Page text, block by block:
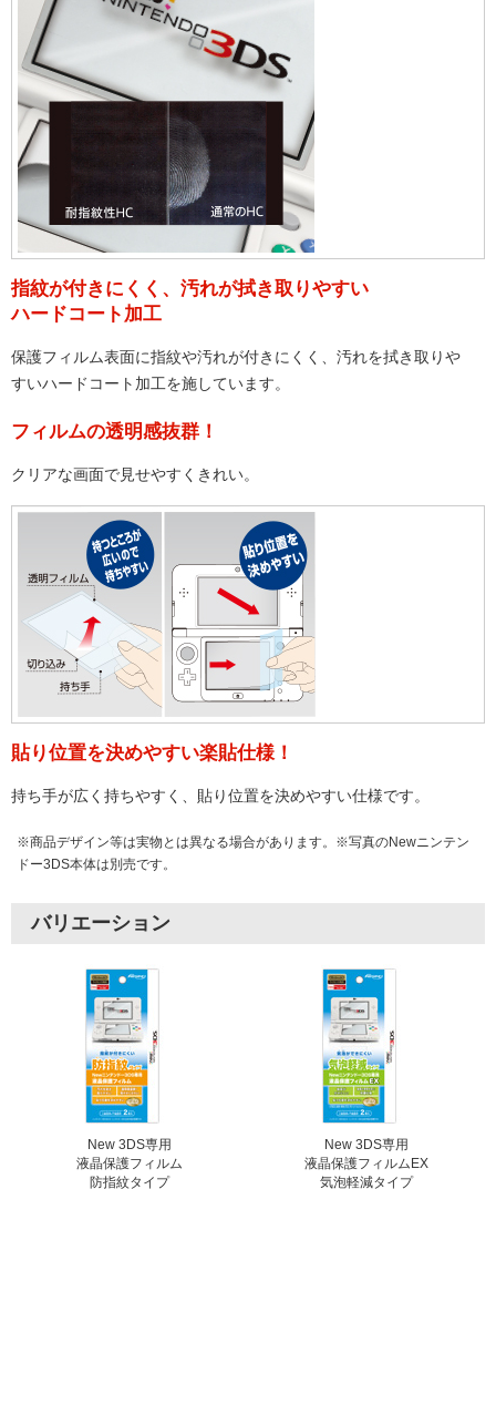
指紋が付きにくく、汚れが拭き取りやすい
ハードコート加工
保護フィルム表面に指紋や汚れが付きにくく、汚れを拭き取りや
すいハードコート加工を施しています。
フィルムの透明感抜群！
クリアな画面で見せやすくきれい。
貼り位置を決めやすい楽貼仕様！
持ち手が広く持ちやすく、貼り位置を決めやすい仕様です。
※商品デザイン等は実物とは異なる場合があります。※写真のNewニンテン
ドー3DS本体は別売です。
バリエーション
New 3DS専用
液晶保護フィルム
防指紋タイプ
New 3DS専用
液晶保護フィルムEX
気泡軽減タイプ